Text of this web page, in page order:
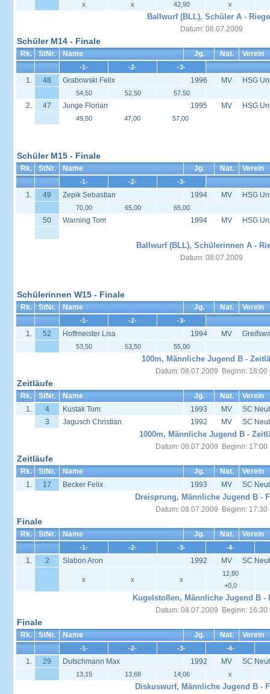
x x 42,90 x
Ballwurf (BLL), Schüler A -
Datum: 08.07.2009
Schüler M14 - Finale
Rk. StNr. Name Jg. Nat. Verein
-1- -2- -3-
1. 48 Grabowski Felix 1996 MV HSG
54,50 52,50 57,50
2. 47 Junge Florian 1995 MV HSG
49,50 47,00 57,00
Schüler M15 - Finale
Rk. StNr. Name Jg. Nat. Verein
-1- -2- -3-
1. 49 Zepik Sebastian 1994 MV HSG
70,00 65,00 65,00
50 Warning Tom 1994 MV HSG
Ballwurf (BLL), Schülerinnen A -
Datum: 08.07.2009
Schülerinnen W15 - Finale
Rk. StNr. Name Jg. Nat. Verein
-1- -2- -3-
1. 52 Hoffmeister Lisa 1994 MV
53,50 53,50 55,00
100m, Männliche Jugend B -
Datum: 08.07.2009 Beginn: 18:00
Zeitläufe
Rk. StNr. Name Jg. Nat.
Verein
1.
4 Kustak Tom 1993 MV
SC
3
Jagusch Christian 1992 MV SC
1000m, Männliche Jugend B -
Datum: 08.07.2009 Beginn: 17:00
Zeitläufe
Rk. StNr. Name Jg. Nat.
Verein
1.
17 Becker Felix 1993 MV SC
Dreisprung, Männliche Jugend B -
Datum: 08.07.2009 Beginn: 17:30
Finale
Rk. StNr. Name Jg. Nat. Verein
-1- -2- -3- -4-
1. 2 Slabon Aron 1992 MV SC
x x x
12,80
+0,0
Kugelstoßen, Männliche Jugend B -
Datum: 08.07.2009 Beginn: 16:30
Finale
Rk. StNr. Name Jg. Nat. Verein
-1- -2- -3- -4-
1. 29 Dutschmann Max 1992 MV SC
13,15 13,68 14,06 x
Diskuswurf, Männliche Jugend B -